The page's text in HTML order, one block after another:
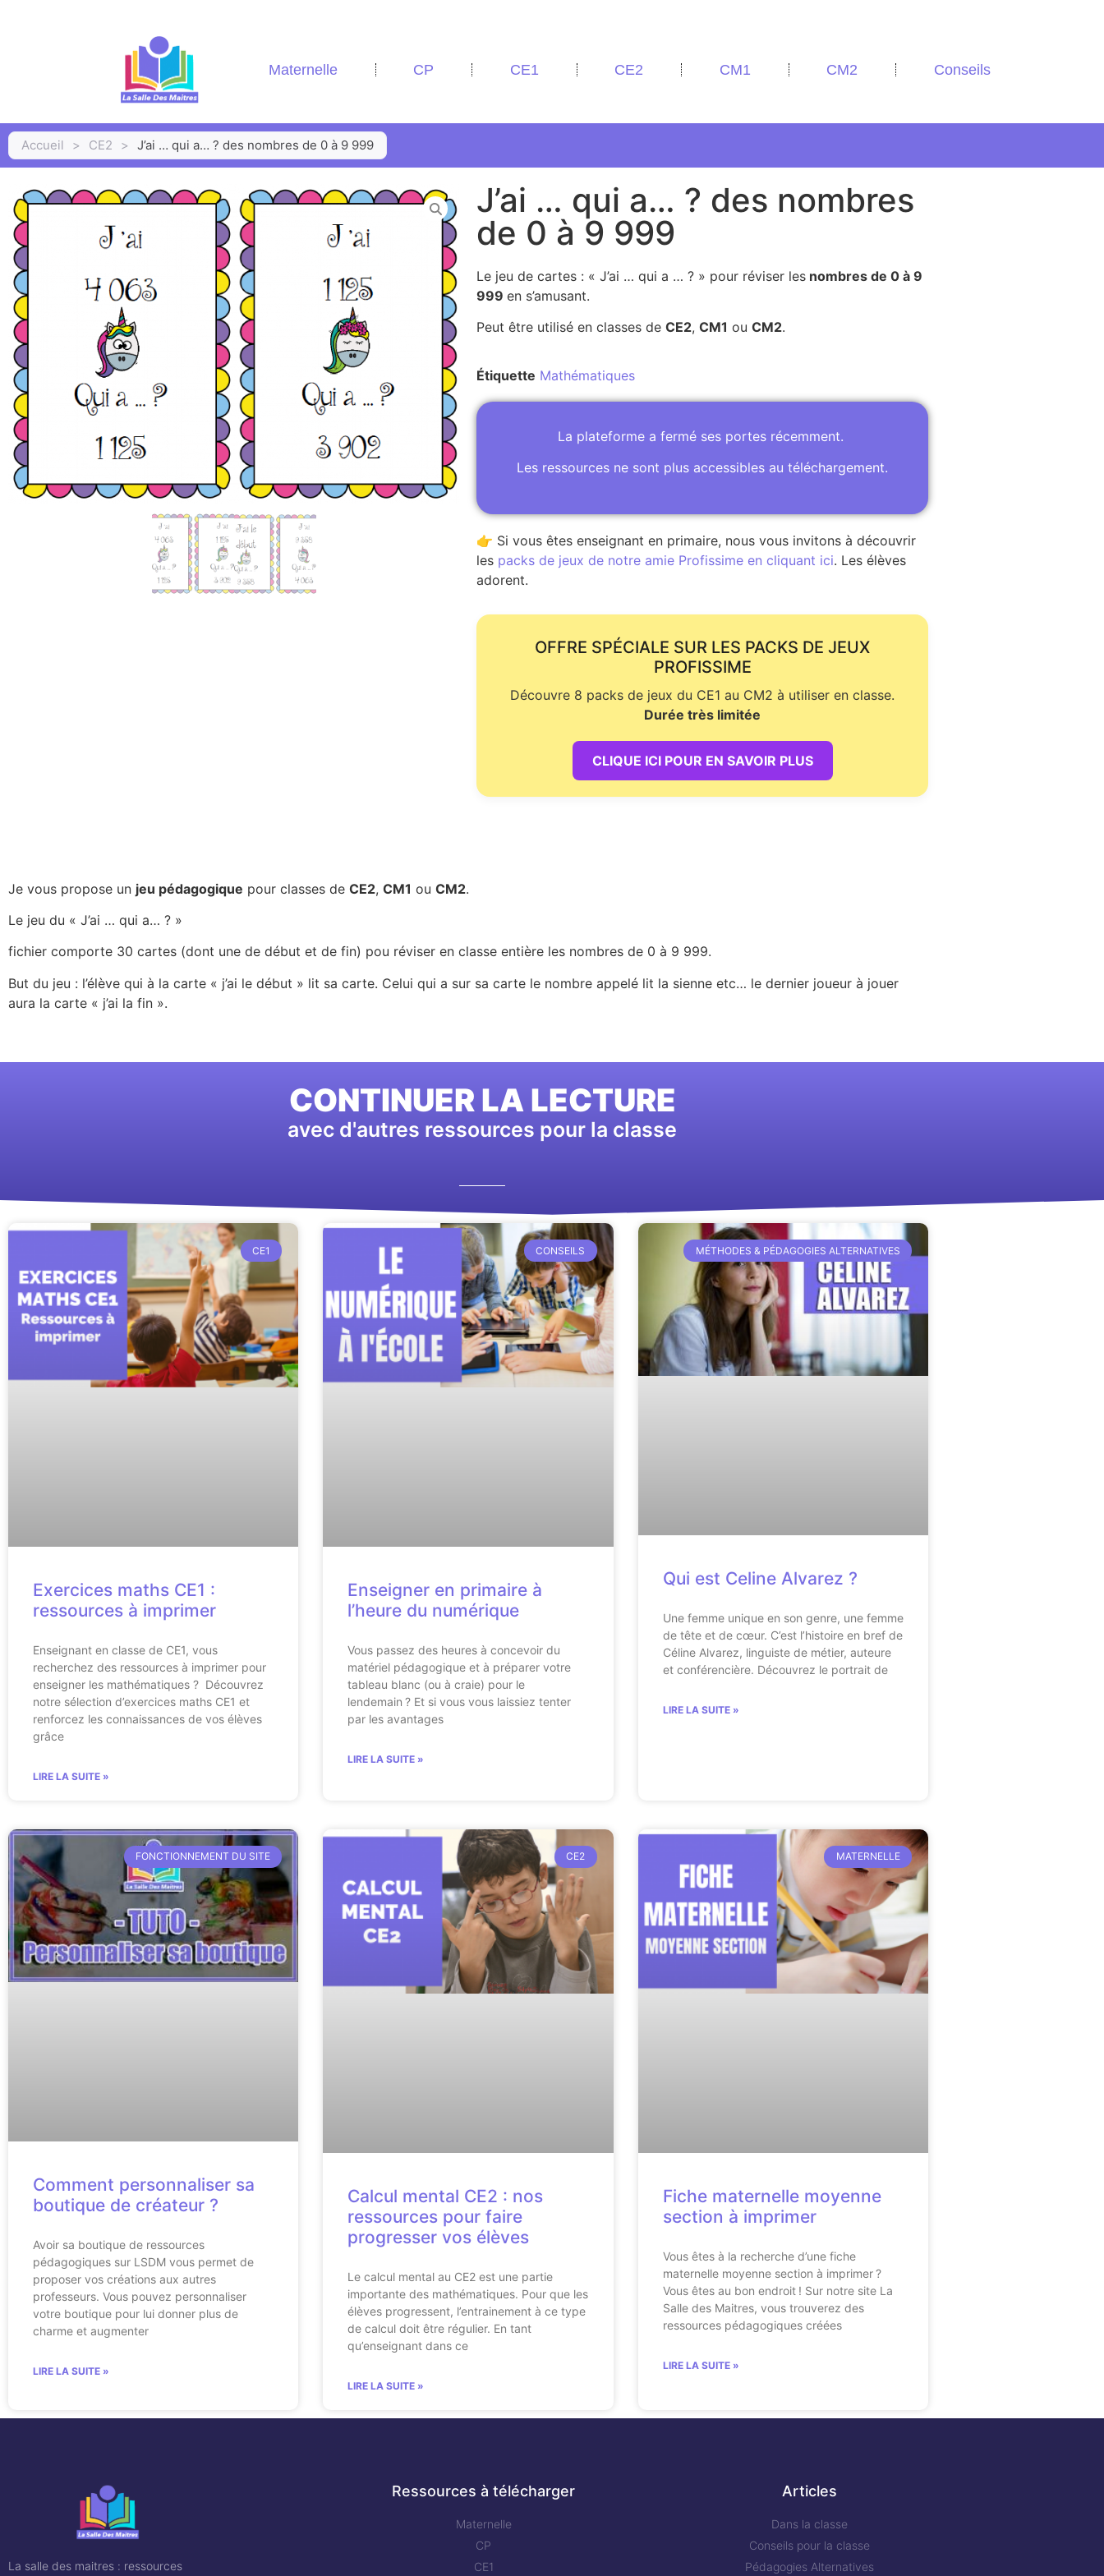
Maternelle CP CE1 CE2 CM1 CM2 Conseils
Accueil > CE2 > J’ai … qui a… ? des nombres de 0 à 9 999
J’ai … qui a… ? des nombres
de 0 à 9 999
Le jeu de cartes : « J’ai … qui a … ? » pour réviser les nombres de 0 à 9
999 en s’amusant.
Peut être utilisé en classes de CE2, CM1 ou CM2.
Étiquette Mathématiques
La plateforme a fermé ses portes récemment.
Les ressources ne sont plus accessibles au téléchargement.
👉 Si vous êtes enseignant en primaire, nous vous invitons à découvrir
les packs de jeux de notre amie Profissime en cliquant ici. Les élèves
adorent.
OFFRE SPÉCIALE SUR LES PACKS DE JEUX
PROFISSIME
Découvre 8 packs de jeux du CE1 au CM2 à utiliser en classe.
Durée très limitée
CLIQUE ICI POUR EN SAVOIR PLUS
Je vous propose un jeu pédagogique pour classes de CE2, CM1 ou CM2.
Le jeu du « J’ai … qui a… ? »
fichier comporte 30 cartes (dont une de début et de fin) pou réviser en classe entière les nombres de 0 à 9 999.
But du jeu : l’élève qui à la carte « j’ai le début » lit sa carte. Celui qui a sur sa carte le nombre appelé lit la sienne etc… le dernier joueur à jouer
aura la carte « j’ai la fin ».
CONTINUER LA LECTURE
avec d'autres ressources pour la classe
CE1
Exercices maths CE1 :
ressources à imprimer
Enseignant en classe de CE1, vous
recherchez des ressources à imprimer pour
enseigner les mathématiques ? Découvrez
notre sélection d’exercices maths CE1 et
renforcez les connaissances de vos élèves
grâce
LIRE LA SUITE »
CONSEILS
Enseigner en primaire à
l’heure du numérique
Vous passez des heures à concevoir du
matériel pédagogique et à préparer votre
tableau blanc (ou à craie) pour le
lendemain ? Et si vous vous laissiez tenter
par les avantages
LIRE LA SUITE »
MÉTHODES & PÉDAGOGIES ALTERNATIVES
Qui est Celine Alvarez ?
Une femme unique en son genre, une femme
de tête et de cœur. C’est l’histoire en bref de
Céline Alvarez, linguiste de métier, auteure
et conférencière. Découvrez le portrait de
LIRE LA SUITE »
FONCTIONNEMENT DU SITE
Comment personnaliser sa
boutique de créateur ?
Avoir sa boutique de ressources
pédagogiques sur LSDM vous permet de
proposer vos créations aux autres
professeurs. Vous pouvez personnaliser
votre boutique pour lui donner plus de
charme et augmenter
LIRE LA SUITE »
CE2
Calcul mental CE2 : nos
ressources pour faire
progresser vos élèves
Le calcul mental au CE2 est une partie
importante des mathématiques. Pour que les
élèves progressent, l’entrainement à ce type
de calcul doit être régulier. En tant
qu’enseignant dans ce
LIRE LA SUITE »
MATERNELLE
Fiche maternelle moyenne
section à imprimer
Vous êtes à la recherche d’une fiche
maternelle moyenne section à imprimer ?
Vous êtes au bon endroit ! Sur notre site La
Salle des Maitres, vous trouverez des
ressources pédagogiques créées
LIRE LA SUITE »
La salle des maitres : ressources
Ressources à télécharger
Maternelle
CP
CE1
Articles
Dans la classe
Conseils pour la classe
Pédagogies Alternatives